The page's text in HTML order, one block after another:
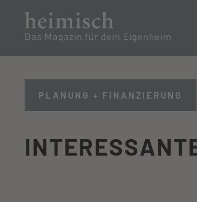
PARTNER
TEAM
PLANUNG + FINANZIERUNG